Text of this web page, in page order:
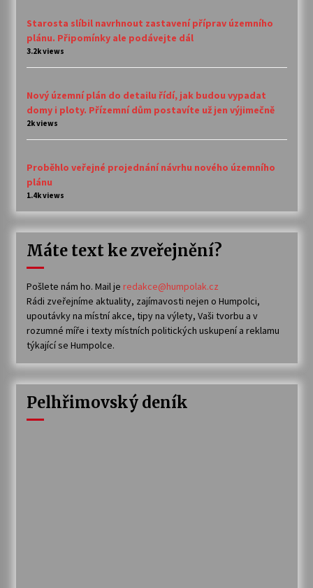
Starosta slíbil navrhnout zastavení příprav územního
plánu. Připomínky ale podávejte dál
3.2k views
Nový územní plán do detailu řídí, jak budou vypadat
domy i ploty. Přízemní dům postavíte už jen výjimečně
2k views
Proběhlo veřejné projednání návrhu nového územního
plánu
1.4k views
Máte text ke zveřejnění?
Pošlete nám ho. Mail je redakce@humpolak.cz
Rádi zveřejníme aktuality, zajímavosti nejen o Humpolci,
upoutávky na místní akce, tipy na výlety, Vaši tvorbu a v
rozumné míře i texty místních politických uskupení a reklamu
týkající se Humpolce.
Pelhřimovský deník